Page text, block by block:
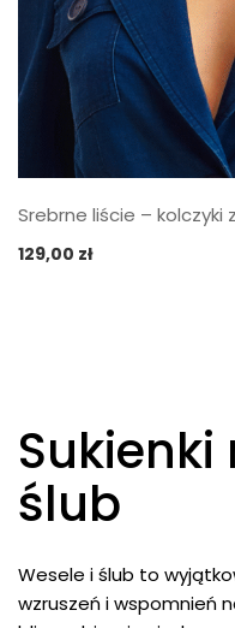
Srebrne liście –
129,00 zł
Sukienki
ślub
Wesele i ślub to
wzruszeń i wspomnień